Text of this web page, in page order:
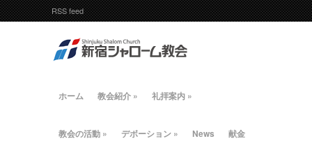
RSS feed
ホーム 教会紹介 » 礼拝案内 »
教会の活動 » デボーション » News 献金